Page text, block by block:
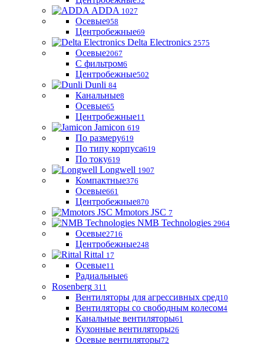
ADDA 1027
Осевые958
Центробежные69
Delta Electronics 2575
Осевые2067
С фильтром6
Центробежные502
Dunli 84
Канальные8
Осевые65
Центробежные11
Jamicon 619
По размеру619
По типу корпуса619
По току619
Longwell 1907
Компактные376
Осевые661
Центробежные870
Mmotors JSC 7
NMB Technologies 2964
Осевые2716
Центробежные248
Rittal 17
Осевые11
Радиальные6
Rosenberg 311
Вентиляторы для агрессивных сред10
Вентиляторы со свободным колесом4
Канальные вентиляторы61
Кухонные вентиляторы26
Осевые вентиляторы72